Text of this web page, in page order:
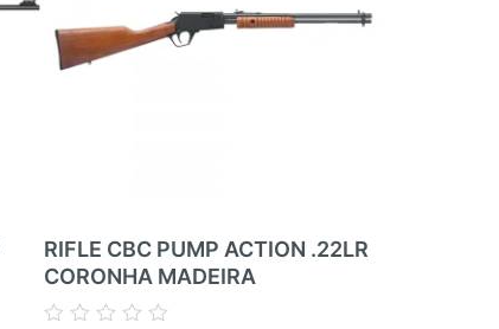
RIFLE CBC PUMP ACTION .22LR
CORONHA MADEIRA